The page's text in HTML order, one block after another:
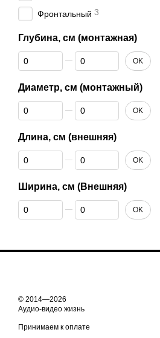
Фронтальный 3
Глубина, см (монтажная)
От Глубина, см (монтажная)
До Глубина, см (монтажная) OK
Диаметр, см (монтажный)
От Диаметр, см (монтажный)
До Диаметр, см (монтажный) OK
Длина, см (внешняя)
От Длина, см (внешняя)
До Длина, см (внешняя) OK
Ширина, см (Внешняя)
От Ширина, см (Внешняя)
До Ширина, см (Внешняя) OK
© 2014—2026
Аудио-видео жизнь
Принимаем к оплате